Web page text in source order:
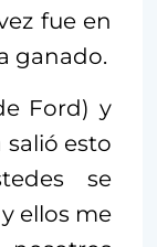
fue en
ganado.
Ford) y
salió esto
se
ellos me